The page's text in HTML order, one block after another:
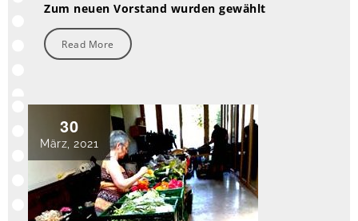
Zum neuen Vorstand wurden gewählt
Read More
30
März, 2021